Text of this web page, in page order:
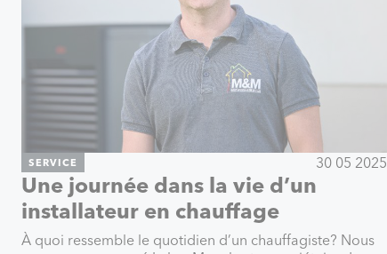
SERVICE 30 05 2025
Une journée dans la vie d’un
installateur en chauffage
À quoi ressemble le quotidien d’un chauffagiste? Nous